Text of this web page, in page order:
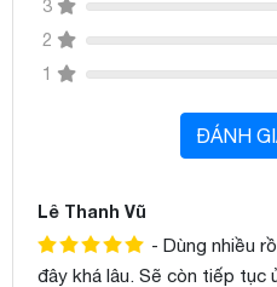
3
2
1
ĐÁNH
Lê Thanh Vũ
- Dùng nhiều
đây khá lâu. Sẽ còn tiếp tục